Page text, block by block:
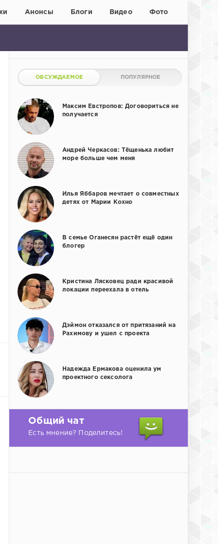
Анонсы Блоги Видео Фото
ОБСУЖДАЕМОЕ ПОПУЛЯРНОЕ
Максим Евстропов: Договориться не
получается
Андрей Черкасов: Тёщенька любит
море больше чем меня
Илья Яббаров мечтает о совместных
детях от Марии Кохно
В семье Оганесян растёт ещё один
блогер
Кристина Лясковец ради красивой
локации переехала в отель
Дэймон отказался от притязаний на
Рахимову и ушел с проекта
Надежда Ермакова оценила ум
проектного сексолога
Общий чат
Есть мнение? Поделитесь!